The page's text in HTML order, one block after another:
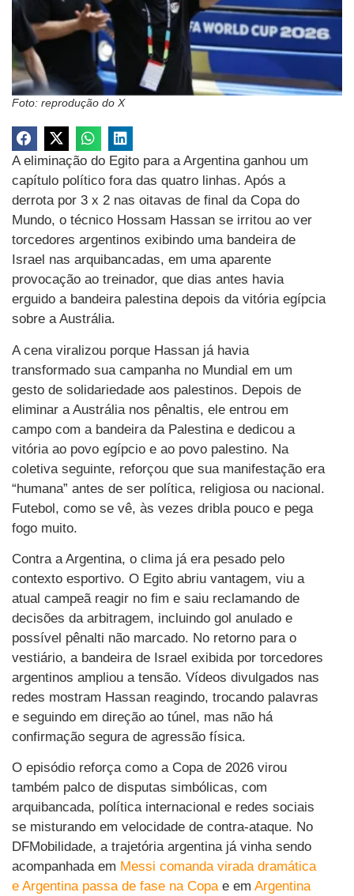
Foto: reprodução do X
A eliminação do Egito para a Argentina ganhou um
capítulo político fora das quatro linhas. Após a
derrota por 3 x 2 nas oitavas de final da Copa do
Mundo, o técnico Hossam Hassan se irritou ao ver
torcedores argentinos exibindo uma bandeira de
Israel nas arquibancadas, em uma aparente
provocação ao treinador, que dias antes havia
erguido a bandeira palestina depois da vitória egípcia
sobre a Austrália.
A cena viralizou porque Hassan já havia
transformado sua campanha no Mundial em um
gesto de solidariedade aos palestinos. Depois de
eliminar a Austrália nos pênaltis, ele entrou em
campo com a bandeira da Palestina e dedicou a
vitória ao povo egípcio e ao povo palestino. Na
coletiva seguinte, reforçou que sua manifestação era
“humana” antes de ser política, religiosa ou nacional.
Futebol, como se vê, às vezes dribla pouco e pega
fogo muito.
Contra a Argentina, o clima já era pesado pelo
contexto esportivo. O Egito abriu vantagem, viu a
atual campeã reagir no fim e saiu reclamando de
decisões da arbitragem, incluindo gol anulado e
possível pênalti não marcado. No retorno para o
vestiário, a bandeira de Israel exibida por torcedores
argentinos ampliou a tensão. Vídeos divulgados nas
redes mostram Hassan reagindo, trocando palavras
e seguindo em direção ao túnel, mas não há
confirmação segura de agressão física.
O episódio reforça como a Copa de 2026 virou
também palco de disputas simbólicas, com
arquibancada, política internacional e redes sociais
se misturando em velocidade de contra-ataque. No
DFMobilidade, a trajetória argentina já vinha sendo
acompanhada em Messi comanda virada dramática
e Argentina passa de fase na Copae em Argentina